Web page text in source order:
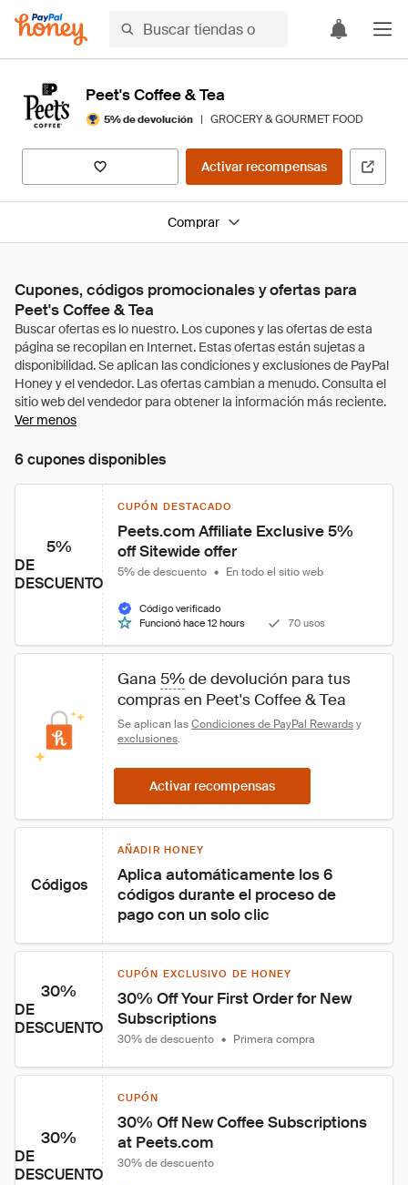
Peet's Coffee & Tea
5% de devolución | GROCERY & GOURMET FOOD
Activar recompensas
Comprar
Cupones, códigos promocionales y ofertas para
Peet's Coffee & Tea
Ver menos
6 cupones disponibles
5%
DE
DESCUENTO
CUPÓN DESTACADO
Peets.com Affiliate Exclusive 5%
off Sitewide offer
5% de descuento • En todo el sitio web
Código verificado
Funcionó hace 12 hours
70 usos
Gana 5% de devolución para tus
compras en Peet's Coffee & Tea
Se aplican las Condiciones de PayPal Rewards y
exclusiones.
Activar recompensas
Códigos
AÑADIR HONEY
Aplica automáticamente los 6
códigos durante el proceso de
pago con un solo clic
30%
DE
DESCUENTO
CUPÓN EXCLUSIVO DE HONEY
30% Off Your First Order for New
Subscriptions
30% de descuento • Primera compra
30%
DE
DESCUENTO
CUPÓN
30% Off New Coffee Subscriptions
at Peets.com
30% de descuento